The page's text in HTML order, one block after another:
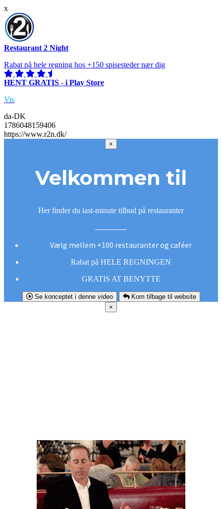
x
Restaurant 2 Night
Rabat på hele regning hos +150 spisesteder nær dig
HENT GRATIS - i Play Store
Vis
da-DK
1786048159406
https://www.r2n.dk/
×
Velkommen til
Her finder du last-minute tilbud på restauranter
Vælg mellem +100 restauranter og caféer
Rabat på HELE REGNINGEN
GRATIS AT BENYTTE
Se konceptet i denne video
Kom tilbage til website
×